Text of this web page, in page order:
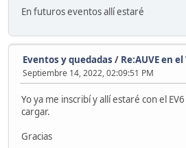
En futuros eventos allí estaré
Eventos y quedadas / Re:AUVE en
Septiembre 14, 2022, 02:09:51 PM
Yo ya me inscribí y allí estaré con el
cargar.
Gracias